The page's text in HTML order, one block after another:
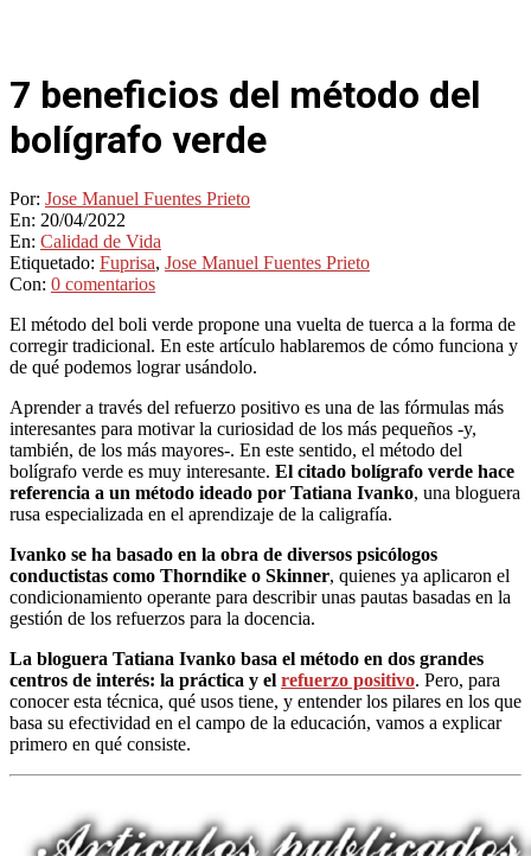
7 beneficios del método del
bolígrafo verde
Por: Jose Manuel Fuentes Prieto
En: 20/04/2022
En: Calidad de Vida
Etiquetado: Fuprisa, Jose Manuel Fuentes Prieto
Con: 0 comentarios
El método del boli verde propone una vuelta de tuerca a la forma de
corregir tradicional. En este artículo hablaremos de cómo funciona y
de qué podemos lograr usándolo.
Aprender a través del refuerzo positivo es una de las fórmulas más
interesantes para motivar la curiosidad de los más pequeños -y,
también, de los más mayores-. En este sentido, el método del
bolígrafo verde es muy interesante. El citado bolígrafo verde hace
referencia a un método ideado por Tatiana Ivanko, una bloguera
rusa especializada en el aprendizaje de la caligrafía.
Ivanko se ha basado en la obra de diversos psicólogos
conductistas como Thorndike o Skinner, quienes ya aplicaron el
condicionamiento operante para describir unas pautas basadas en la
gestión de los refuerzos para la docencia.
La bloguera Tatiana Ivanko basa el método en dos grandes
centros de interés: la práctica y el refuerzo positivo. Pero, para
conocer esta técnica, qué usos tiene, y entender los pilares en los que
basa su efectividad en el campo de la educación, vamos a explicar
primero en qué consiste.